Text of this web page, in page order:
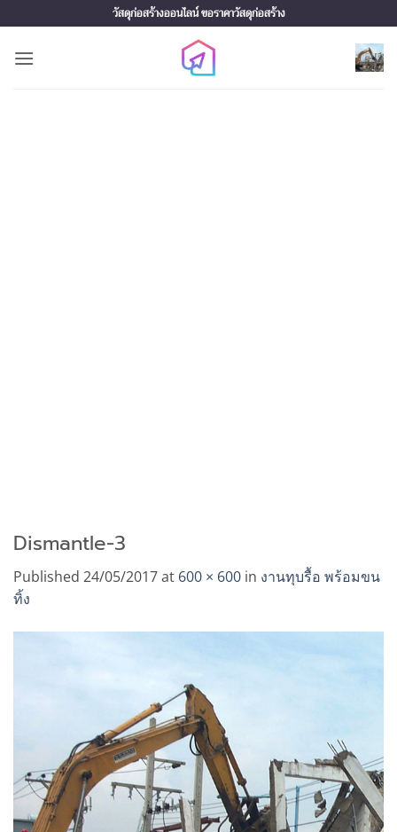
to
content
วัสดุก่อสร้างออนไลน์ ขอราคาวัสดุก่อสร้าง
Dismantle-3
Published 24/05/2017at 600 × 600 in งานทุบรื้อ พร้อมขน
ทิ้ง